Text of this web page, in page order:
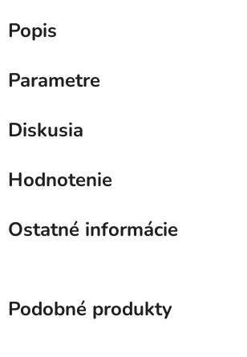
Popis
Parametre
Diskusia
Hodnotenie
Ostatné informácie
Podobné produkty